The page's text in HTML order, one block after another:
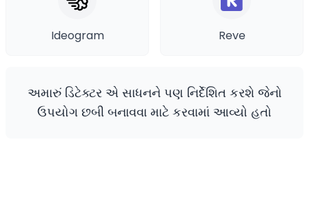
Ideogram Reve
અમારું ડિટેક્ટર એ સાધનને પણ નિર્દેશિત કરશે જેનો
ઉપયોગ છબી બનાવવા માટે કરવામાં આવ્યો હતો